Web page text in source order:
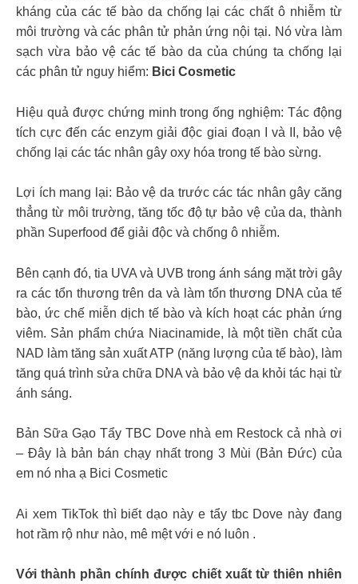
kháng của các tế bào da chống lại các chất ô nhiễm từ
môi trường và các phân tử phản ứng nội tại. Nó vừa làm
sạch vừa bảo vệ các tế bào da của chúng ta chống lại
các phân tử nguy hiểm: Bici Cosmetic
Hiệu quả được chứng minh trong ống nghiệm: Tác động
tích cực đến các enzym giải độc giai đoạn I và II, bảo vệ
chống lại các tác nhân gây oxy hóa trong tế bào sừng.
Lợi ích mang lại: Bảo vệ da trước các tác nhân gây căng
thẳng từ môi trường, tăng tốc độ tự bảo vệ của da, thành
phần Superfood để giải độc và chống ô nhiễm.
Bên cạnh đó, tia UVA và UVB trong ánh sáng mặt trời gây
ra các tổn thương trên da và làm tổn thương DNA của tế
bào, ức chế miễn dịch tế bào và kích hoạt các phản ứng
viêm. Sản phẩm chứa Niacinamide, là một tiền chất của
NAD làm tăng sản xuất ATP (năng lượng của tế bào), làm
tăng quá trình sửa chữa DNA và bảo vệ da khỏi tác hại từ
ánh sáng.
Bản Sữa Gạo Tẩy TBC Dove nhà em Restock cả nhà ơi
– Đây là bản bán chạy nhất trong 3 Mùi (Bản Đức) của
em nó nha ạ Bici Cosmetic
Ai xem TikTok thì biết dạo này e tẩy tbc Dove này đang
hot rầm rộ như nào, mê mệt với e nó luôn .
Với thành phần chính được chiết xuất từ thiên nhiên